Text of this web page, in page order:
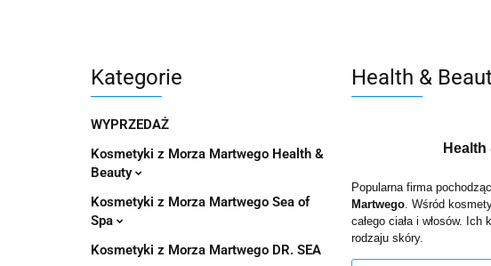
Pamiątki z Izraela Herbaty koszerne Artykuły
Pocztówka "Żydowski Kazimierz"
Kategorie
WYPRZEDAŻ
Kosmetyki z Morza Martwego Health &
Beauty
Kosmetyki z Morza Martwego Sea of
Spa
Kosmetyki z Morza Martwego DR. SEA
Health &
Popularna firma
Martwego. Wśród
całego ciała i włosów.
rodzaju skóry.